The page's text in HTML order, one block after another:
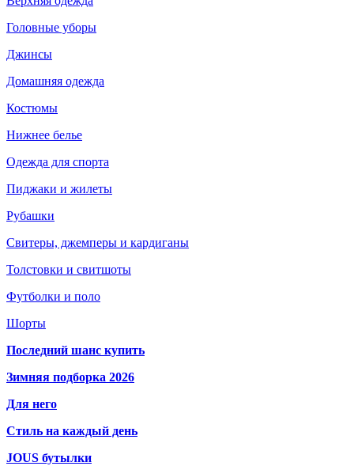
Головные уборы
Джинсы
Домашняя одежда
Костюмы
Нижнее белье
Одежда для спорта
Пиджаки и жилеты
Рубашки
Свитеры, джемперы и кардиганы
Толстовки и свитшоты
Футболки и поло
Шорты
Последний шанс купить
Зимняя подборка 2026
Для него
Стиль на каждый день
JOUS бутылки